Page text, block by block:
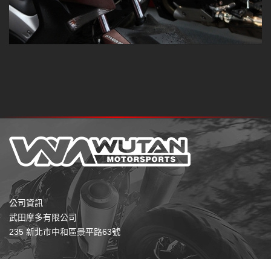
公司資訊
武田摩多有限公司
235 新北市中和區景平路63號